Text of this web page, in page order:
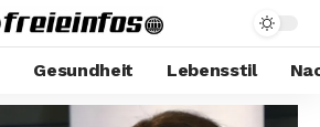
Gesundheit Lebensstil